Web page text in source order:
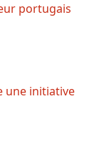
portugais
une initiative